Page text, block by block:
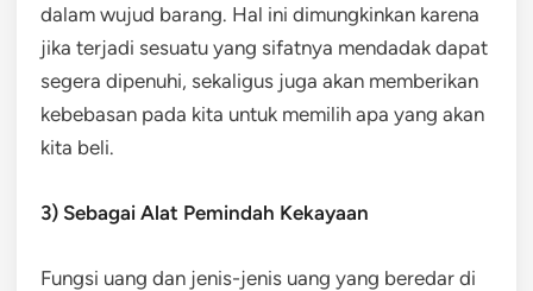
dalam wujud barang. Hal ini dimungkinkan karena
jika terjadi sesuatu yang sifatnya mendadak dapat
segera dipenuhi, sekaligus juga akan memberikan
kebebasan pada kita untuk memilih apa yang akan
kita beli.
3) Sebagai Alat Pemindah Kekayaan
Fungsi uang dan jenis-jenis uang yang beredar di